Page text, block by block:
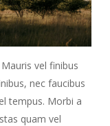
vel finibus
nec faucibus
tempus. Morbi a
quam vel